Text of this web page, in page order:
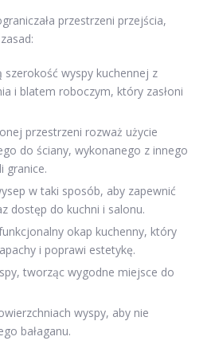
przestrzeni przejścia,
wyspy kuchennej z
i blatem roboczym, który zasłoni
przestrzeni rozważ użycie
do ściany, wykonanego z innego
granice.
w taki sposób, aby zapewnić
dostęp do kuchni i salonu.
okap kuchenny, który
i poprawi estetykę.
tworząc wygodne miejsce do
wyspy, aby nie
bałaganu.